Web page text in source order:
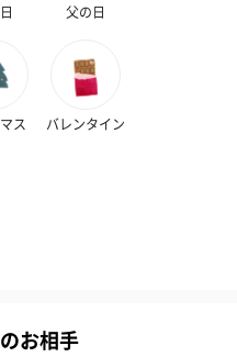
レイティー
父の日
ス バレンタイン
お相手